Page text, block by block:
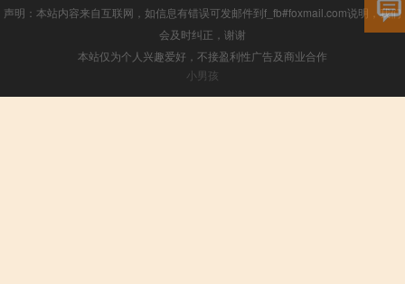
声明：本站内容来自互联网，如信息有错误可发邮件到f_fb#foxmail.com说明，我们
会及时纠正，谢谢
本站仅为个人兴趣爱好，不接盈利性广告及商业合作
小男孩